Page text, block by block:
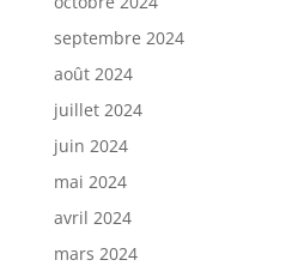
septembre 2024
août 2024
juillet 2024
juin 2024
mai 2024
avril 2024
mars 2024